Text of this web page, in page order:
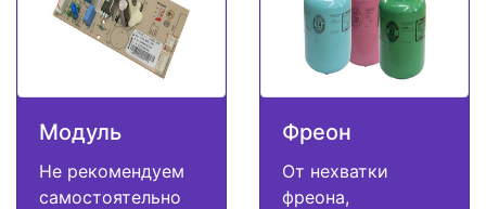
Модуль
Не рекомендуем
самостоятельно
Фреон
От нехватки
фреона,